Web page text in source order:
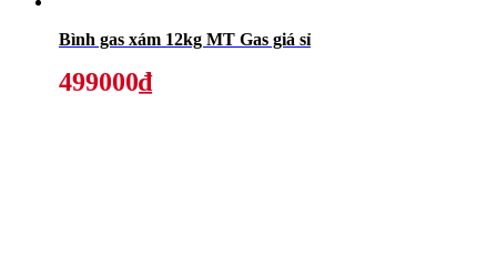
Bình gas xám 12kg MT Gas giá sỉ
499000₫